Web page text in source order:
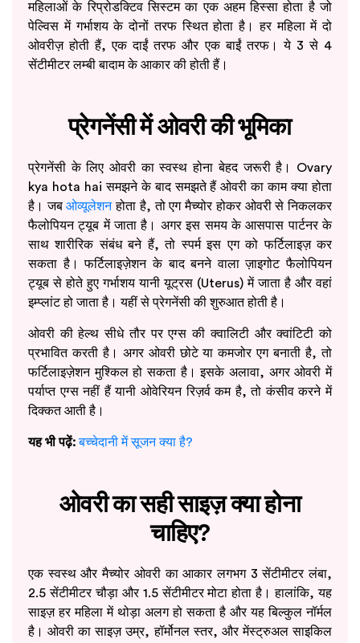
महिलाओं के रिप्रोडक्टिव सिस्टम का एक अहम हिस्सा होता है जो
पेल्विस में गर्भाशय के दोनों तरफ स्थित होता है। हर महिला में दो
ओवरीज़ होती हैं, एक दाईं तरफ और एक बाईं तरफ। ये 3 से 4
सेंटीमीटर लम्बी बादाम के आकार की होती हैं।
प्रेगनेंसी में ओवरी की भूमिका
प्रेगनेंसी के लिए ओवरी का स्वस्थ होना बेहद जरूरी है। Ovary
kya hota hai समझने के बाद समझते हैं ओवरी का काम क्या होता
है। जबओव्यूलेशनहोता है, तो एग मैच्योर होकर ओवरी से निकलकर
फैलोपियन ट्यूब में जाता है। अगर इस समय के आसपास पार्टनर के
साथ शारीरिक संबंध बने हैं, तो स्पर्म इस एग को फर्टिलाइज़ कर
सकता है। फर्टिलाइज़ेशन के बाद बनने वाला ज़ाइगोट फैलोपियन
ट्यूब से होते हुए गर्भाशय यानी यूट्रस (Uterus) में जाता है और वहां
इम्प्लांट हो जाता है। यहीं से प्रेगनेंसी की शुरुआत होती है।
ओवरी की हेल्थ सीधे तौर पर एग्स की क्वालिटी और क्वांटिटी को
प्रभावित करती है। अगर ओवरी छोटे या कमजोर एग बनाती है, तो
फर्टिलाइज़ेशन मुश्किल हो सकता है। इसके अलावा, अगर ओवरी में
पर्याप्त एग्स नहीं हैं यानी ओवेरियन रिज़र्व कम है, तो कंसीव करने में
दिक्कत आती है।
यह भी पढ़ें: बच्चेदानी में सूजन क्या है?
ओवरी का सही साइज़ क्या होना
चाहिए?
एक स्वस्थ और मैच्योर ओवरी का आकार लगभग 3 सेंटीमीटर लंबा,
2.5 सेंटीमीटर चौड़ा और 1.5 सेंटीमीटर मोटा होता है। हालांकि, यह
साइज़ हर महिला में थोड़ा अलग हो सकता है और यह बिल्कुल नॉर्मल
है। ओवरी का साइज़ उम्र, हॉर्मोनल स्तर, और मेंस्ट्रुअल साइकिल